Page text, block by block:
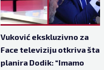
Vuković ekskluzivno za
Face televiziju otkriva šta
planira Dodik: “Imamo